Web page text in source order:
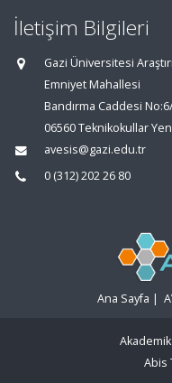
İletişim Bilgileri
Gazi Üniversitesi
Emniyet Mahallesi
Bandırma Caddesi
06560 Teknikokullar
avesis@gazi.edu.tr
0 (312) 202 26 80
Ana Sayfa |
Abis